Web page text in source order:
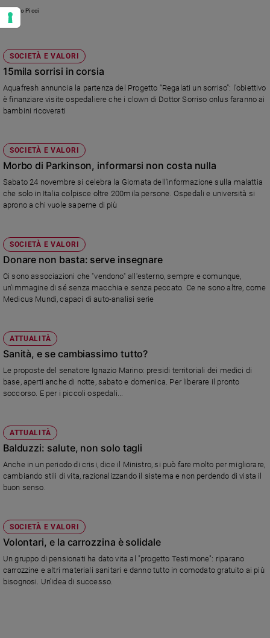
Alberto Picci
SOCIETÀ E VALORI
15mila sorrisi in corsia
Aquafresh annuncia la partenza del Progetto “Regalati un sorriso”: l'obiettivo
è finanziare visite ospedaliere che i clown di Dottor Sorriso onlus faranno ai
bambini ricoverati
SOCIETÀ E VALORI
Morbo di Parkinson, informarsi non costa nulla
Sabato 24 novembre si celebra la Giornata dell'informazione sulla malattia
che solo in Italia colpisce oltre 200mila persone. Ospedali e università si
aprono a chi vuole saperne di più
SOCIETÀ E VALORI
Donare non basta: serve insegnare
Ci sono associazioni che "vendono" all'esterno, sempre e comunque,
un'immagine di sé senza macchia e senza peccato. Ce ne sono altre, come
Medicus Mundi, capaci di auto-analisi serie
ATTUALITÀ
Sanità, e se cambiassimo tutto?
Le proposte del senatore Ignazio Marino: presidi territoriali dei medici di
base, aperti anche di notte, sabato e domenica. Per liberare il pronto
soccorso. E per i piccoli ospedali...
ATTUALITÀ
Balduzzi: salute, non solo tagli
Anche in un periodo di crisi, dice il Ministro, si può fare molto per migliorare,
cambiando stili di vita, razionalizzando il sistema e non perdendo di vista il
buon senso.
SOCIETÀ E VALORI
Volontari, e la carrozzina è solidale
Un gruppo di pensionati ha dato vita al "progetto Testimone": riparano
carrozzine e altri materiali sanitari e danno tutto in comodato gratuito ai più
bisognosi. Un'idea di successo.